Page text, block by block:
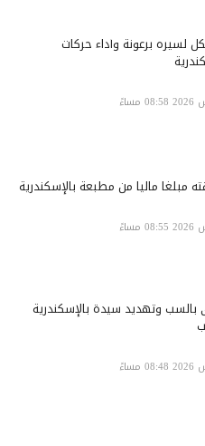
لسيره برعونة وأداء حركات
مالياً من مطبعة بالإسكندرية
وتهديد سيدة بالإسكندرية